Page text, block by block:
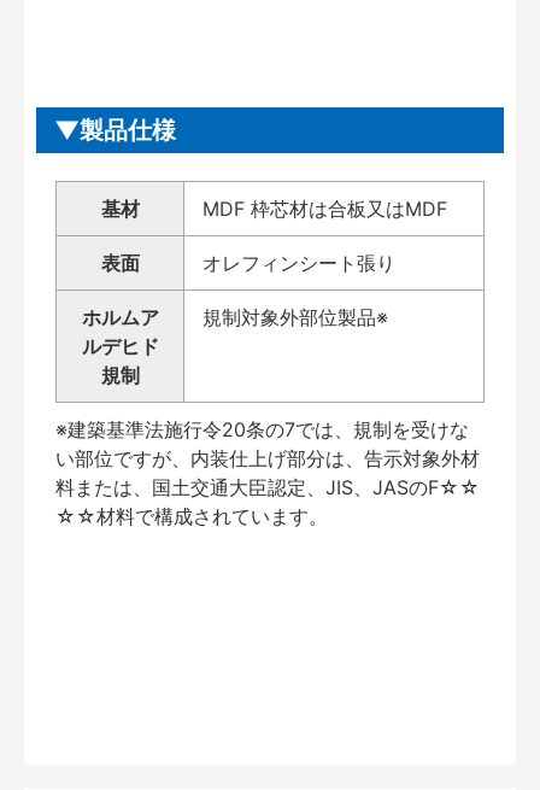
製品仕様
基材 MDF 枠芯材は合板又はMDF
表面 オレフィンシート張り
ホルムア
ルデヒド
規制
規制対象外部位製品※
※建築基準法施行令20条の7では、規制を受けな
い部位ですが、内装仕上げ部分は、告示対象外材
料または、国土交通大臣認定、JIS、JASのF☆☆
☆☆材料で構成されています。